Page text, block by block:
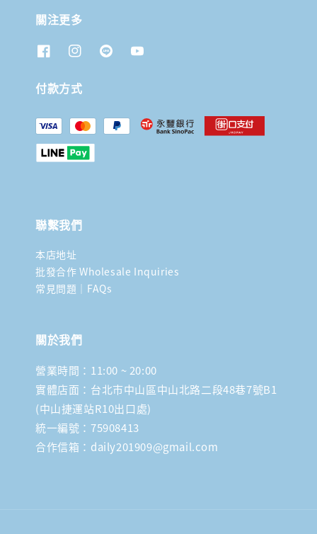
關注更多
付款方式
聯繫我們
本店地址
批發合作 Wholesale Inquiries
常見問題｜FAQs
關於我們
營業時間：11:00 ~ 20:00
實體店面：台北市中山區中山北路二段48巷7號B1
(中山捷運站R10出口處)
統一編號：75908413
合作信箱：daily201909@gmail.com